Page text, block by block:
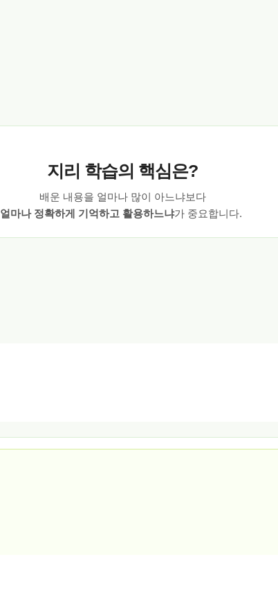
지리 학습의 핵심은?
배운 내용을 얼마나 많이 아느냐보다
얼마나 정확하게 기억하고 활용하느냐가 중요합니다.